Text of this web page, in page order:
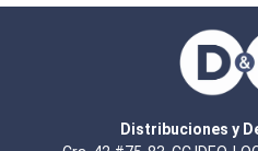
Distribuciones y